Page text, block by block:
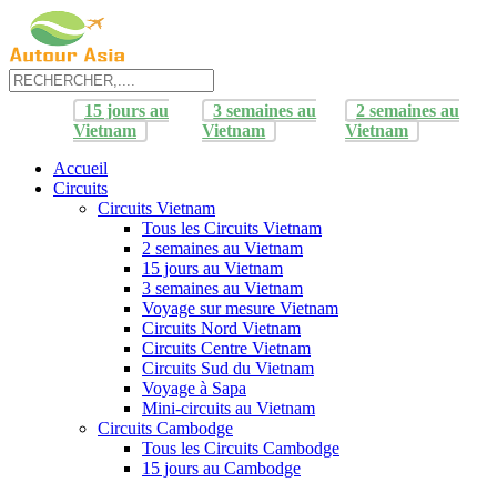
15 jours au
Vietnam
3 semaines au
Vietnam
2 semaines au
Vietnam
Accueil
Circuits
Circuits Vietnam
Tous les Circuits Vietnam
2 semaines au Vietnam
15 jours au Vietnam
3 semaines au Vietnam
Voyage sur mesure Vietnam
Circuits Nord Vietnam
Circuits Centre Vietnam
Circuits Sud du Vietnam
Voyage à Sapa
Mini-circuits au Vietnam
Circuits Cambodge
Tous les Circuits Cambodge
15 jours au Cambodge